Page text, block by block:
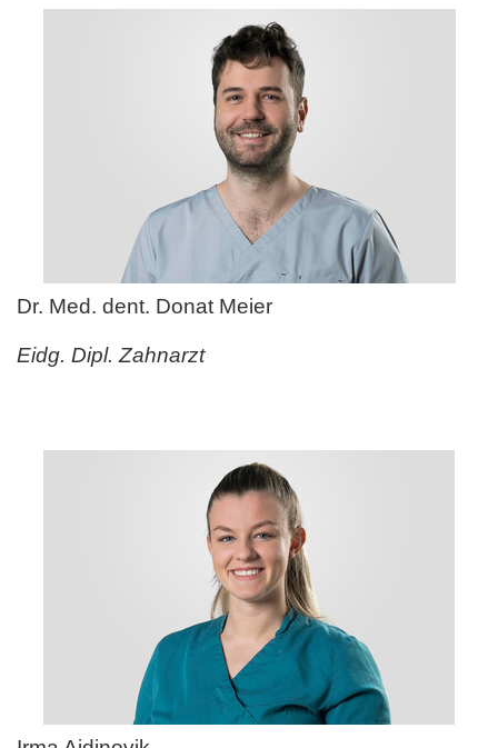
Dr. Med. dent. Donat Meier
Eidg. Dipl. Zahnarzt